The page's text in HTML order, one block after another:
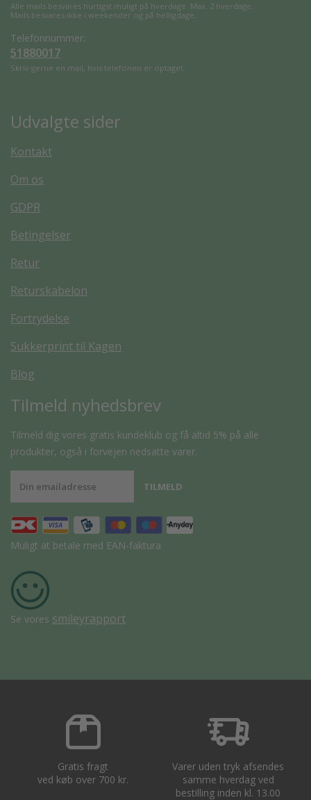
Alle mails besvares hurtigst muligt på hverdage. Max. 2 hverdage.
Mails besvares ikke i weekender og på helligdage.
Telefonnummer:
51880017
Skriv gerne en mail, hvis telefonen er optaget.
Udvalgte sider
Kontakt
Om os
GDPR
Betingelser
Retur
Returskabelon
Fortrydelse
Sukkerprint til Kagen
Blog
Tilmeld nyhedsbrev
Tilmeld dig vores gratis kundeklub og få altid 5% på alle
produkter, også i forvejen nedsatte varer.
Muligt at betale med EAN-faktura
Se vores smileyrapport
Gratis fragt
ved køb over 700 kr.
Varer uden tryk afsendes
samme hverdag ved
bestilling inden kl. 13.00